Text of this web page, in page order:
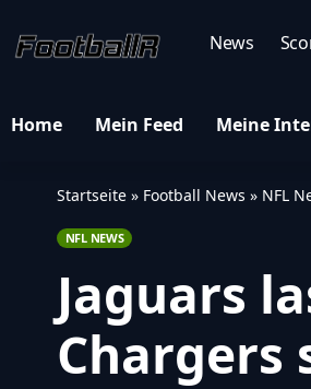
News
Home Mein Feed Meine
Startseite » Football News » NFL
NFL NEWS
Jaguars
Chargers